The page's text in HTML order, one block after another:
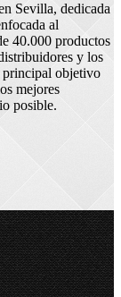
Sevilla, dedicada
al
40.000 productos
y los
principal objetivo
mejores
posible.